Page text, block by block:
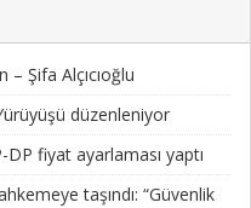
Şifa Alçıcıoğlu
düzenleniyor
fiyat ayarlaması yaptı
taşındı: “Güvenlik